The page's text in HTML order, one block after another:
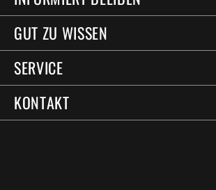
GUT ZU WISSEN
SERVICE
KONTAKT